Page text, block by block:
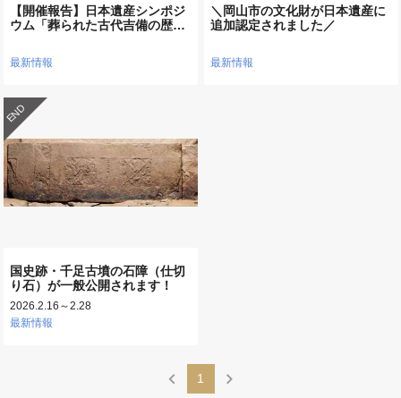
【開催報告】日本遺産シンポジ
ウム「葬られた古代吉備の歴…
最新情報
＼岡山市の文化財が日本遺産に
追加認定されました／
最新情報
END
国史跡・千足古墳の石障（仕切
り石）が一般公開されます！
2026.2.16～2.28
最新情報
chevron_left 1 chevron_right